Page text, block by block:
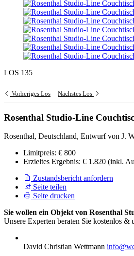
LOS 135
Vorheriges Los Nächstes Los
Rosenthal Studio-Line
Rosenthal, Deutschland, Entwurf von J.
Limitpreis: € 800
Erzieltes Ergebnis: € 1.820 (inkl.
Zustandsbericht anfordern
Seite teilen
Seite drucken
Sie wollen ein Objekt von Rosenthal
Unsere Experten beraten Sie kostenlos &
David Christian Wettmann